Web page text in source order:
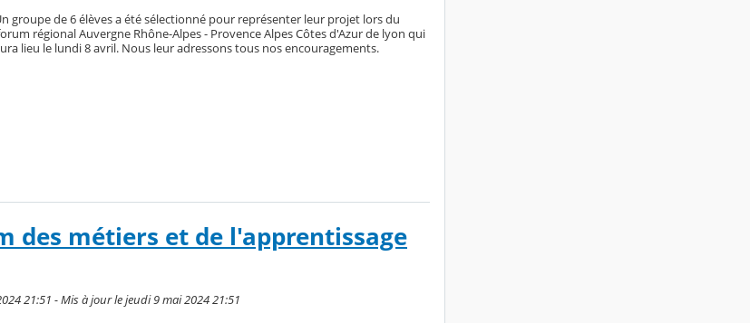
groupe de 6 élèves a été sélectionné pour représenter leur projet lors du
régional Auvergne Rhône-Alpes - Provence Alpes Côtes d'Azur de lyon qui
lieu le lundi 8 avril. Nous leur adressons tous nos encouragements.
des métiers et de l'apprentissage
21:51 - Mis à jour le jeudi 9 mai 2024 21:51